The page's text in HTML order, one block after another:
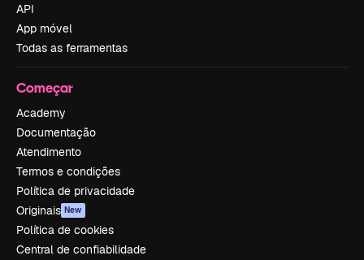
API
App móvel
Todas as ferramentas
Começar
Academy
Documentação
Atendimento
Termos e condições
Política de privacidade
Originais New
Política de cookies
Central de confiabilidade